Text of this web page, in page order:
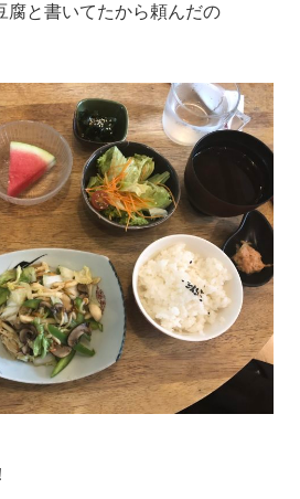
腐と書いてたから頼んだの